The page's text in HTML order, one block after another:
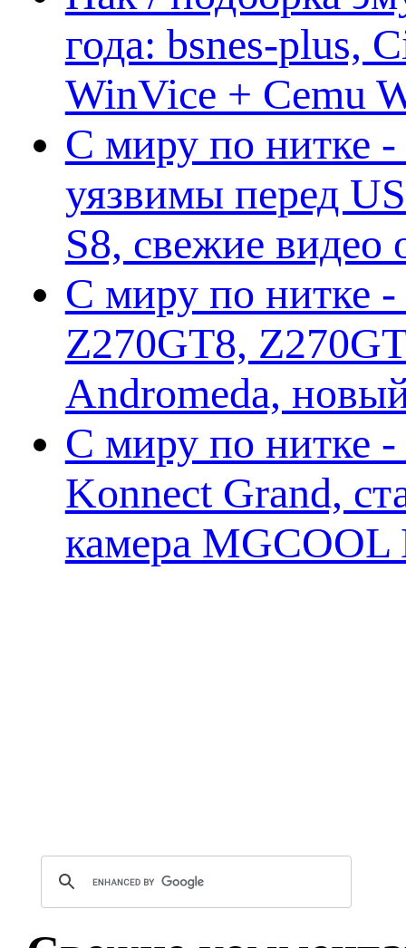
года: bsnes-plus,
WinVice + Cemu
С миру по нитке
уязвимы перед
S8, свежие
С миру по нитке -
Z270GT8,
Andromeda,
С миру по нитке -
Konnect Grand,
камера MGCOOL